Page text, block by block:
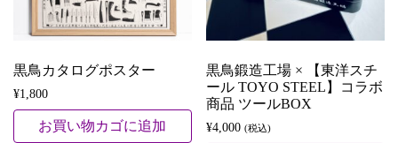
黒鳥カタログポスター
¥1,800
お買い物カゴに追加
黒鳥鍛造工場 × 【東洋スチ
ール TOYO STEEL】コラボ
商品 ツールBOX
¥4,000 (税込)